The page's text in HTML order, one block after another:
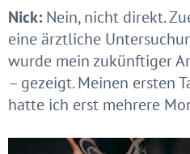
Nick: Nein, nicht direkt.
eine ärztliche
wurde mein zukünftiger
– gezeigt. Meinen ersten
hatte ich erst mehrere